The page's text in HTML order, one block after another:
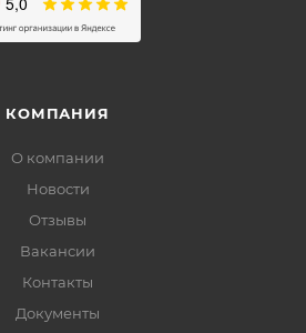
КОМПАНИЯ
О компании
Новости
Отзывы
Вакансии
Контакты
Документы